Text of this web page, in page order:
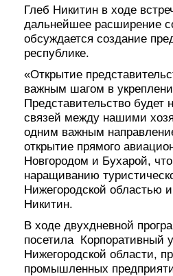
Глеб Никитин в ходе
дальнейшее расширение
обсуждается создание
республике.
«Открытие
важным шагом в
Представительство будет
связей между нашими
одним важным
открытие прямого
Новгородом и Бухарой,
наращиванию
Нижегородской областью
Никитин.
В ходе двухдневной
посетила Корпоративный
Нижегородской области,
промышленных